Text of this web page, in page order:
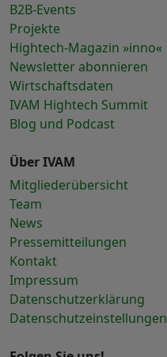
B2B-Events
Projekte
Hightech-Magazin »inno«
Newsletter abonnieren
Wirtschaftsdaten
IVAM Hightech Summit
Blog und Podcast
Über IVAM
Mitgliederübersicht
Team
News
Pressemitteilungen
Kontakt
Impressum
Datenschutzerklärung
Datenschutzeinstellungen